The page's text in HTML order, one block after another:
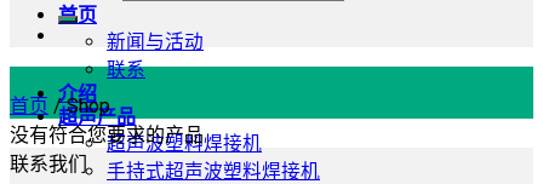
首页
新闻与活动
联系
介绍
超声产品
超声波塑料焊接机
手持式超声波塑料焊接机
首页 /Shop
没有符合您要求的产品
联系我们